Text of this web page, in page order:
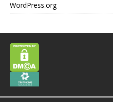
WordPress.org